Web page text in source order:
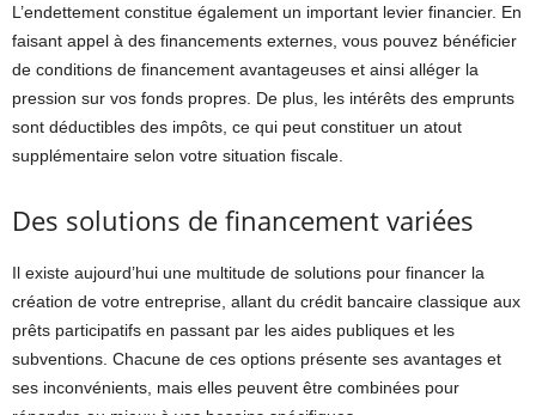
L’endettement constitue également un important levier financier. En
faisant appel à des financements externes, vous pouvez bénéficier
de conditions de financement avantageuses et ainsi alléger la
pression sur vos fonds propres. De plus, les intérêts des emprunts
sont déductibles des impôts, ce qui peut constituer un atout
supplémentaire selon votre situation fiscale.
Des solutions de financement variées
Il existe aujourd’hui une multitude de solutions pour financer la
création de votre entreprise, allant du crédit bancaire classique aux
prêts participatifs en passant par les aides publiques et les
subventions. Chacune de ces options présente ses avantages et
ses inconvénients, mais elles peuvent être combinées pour